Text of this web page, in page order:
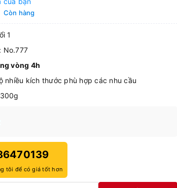
Còn hàng
1
: No.777
vòng 4h
nhiều kích thước phù hợp các nhu cầu
300g
tôi để có giá tốt hơn